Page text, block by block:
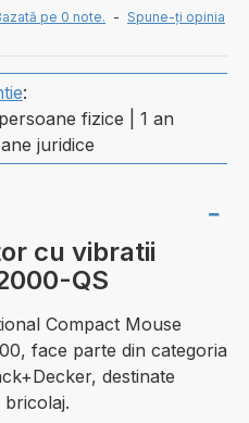
pe 0 note. - Spune-ţi opinia
:
fizice | 1 an
juridice
cu vibratii
QS
Compact Mouse
face parte din categoria
destinate
bricolaj.